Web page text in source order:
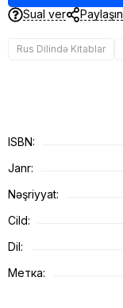
Sual ver Paylaşın
Rus Dilində Kitablar
ISBN:
Janr:
Nəşriyyat:
Cild:
Dil:
Метка: